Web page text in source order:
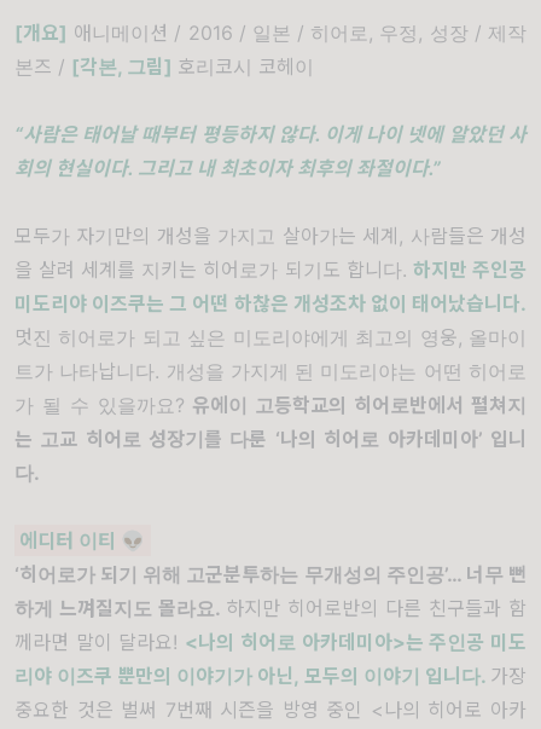
[개요] 애니메이션 / 2016 / 일본 / 히어로, 우정, 성장 / 제작
본즈 / [각본, 그림] 호리코시 코헤이
“사람은 태어날 때부터 평등하지 않다. 이게 나이 넷에 알았던 사
회의 현실이다. 그리고 내 최초이자 최후의 좌절이다.”
모두가 자기만의 개성을 가지고 살아가는 세계, 사람들은 개성
을 살려 세계를 지키는 히어로가 되기도 합니다. 하지만 주인공
미도리야 이즈쿠는 그 어떤 하찮은 개성조차 없이 태어났습니다.
멋진 히어로가 되고 싶은 미도리야에게 최고의 영웅, 올마이
트가 나타납니다. 개성을 가지게 된 미도리야는 어떤 히어로
가 될 수 있을까요? 유에이 고등학교의 히어로반에서 펼쳐지
는 고교 히어로 성장기를 다룬 ‘나의 히어로 아카데미아’ 입니
다.
에디터 이티 👽
‘히어로가 되기 위해 고군분투하는 무개성의 주인공’… 너무 뻔
하게 느껴질지도 몰라요. 하지만 히어로반의 다른 친구들과 함
께라면 말이 달라요! <나의 히어로 아카데미아>는 주인공 미도
리야 이즈쿠 뿐만의 이야기가 아닌, 모두의 이야기 입니다. 가장
중요한 것은 벌써 7번째 시즌을 방영 중인 <나의 히어로 아카